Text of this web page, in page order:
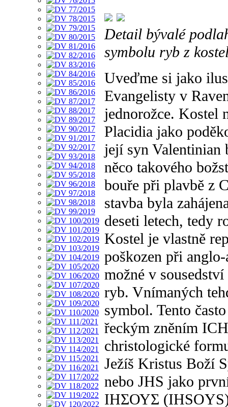
Detail bývalé
symbolu ryb z
Uveďme si jako
Evangelisty v
jednorožce. Kostel
Placidia jako
její syn Valentinian
něco takového
bouře při plavbě z
stavba byla
deseti letech, tedy
Kostel je vlastně
poškozen při
možné v
ryb. Vnímaných
symbol. Tento
řeckým zněním
christologické
Ježíš Kristus Boží
nebo JHS jako
ΙΗΣΟΥΣ